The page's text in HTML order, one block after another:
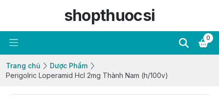
shopthuocsi
0
Trang chủ
Dược Phẩm
Perigolric Loperamid Hcl 2mg Thành Nam (h/100v)